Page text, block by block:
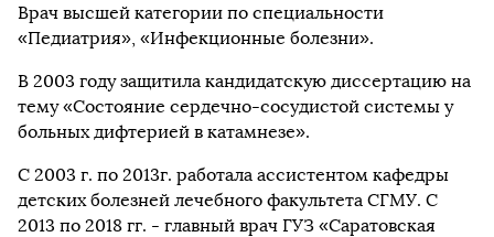
Врач высшей категории по специальности
«Педиатрия», «Инфекционные болезни».
В 2003 году защитила кандидатскую диссертацию на
тему «Состояние сердечно-сосудистой системы у
больных дифтерией в катамнезе».
С 2003 г. по 2013г. работала ассистентом кафедры
детских болезней лечебного факультета СГМУ. С
2013 по 2018 гг. - главный врач ГУЗ «Саратовская